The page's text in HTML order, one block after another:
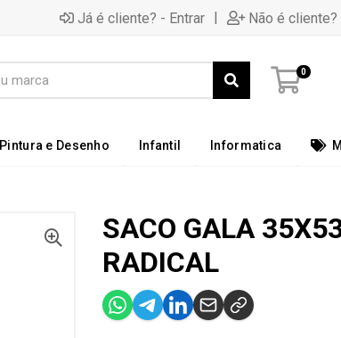
Já é cliente? - Entrar | Não é
0
Pintura e Desenho Infantil Informatica
SACO GALA
RADICAL